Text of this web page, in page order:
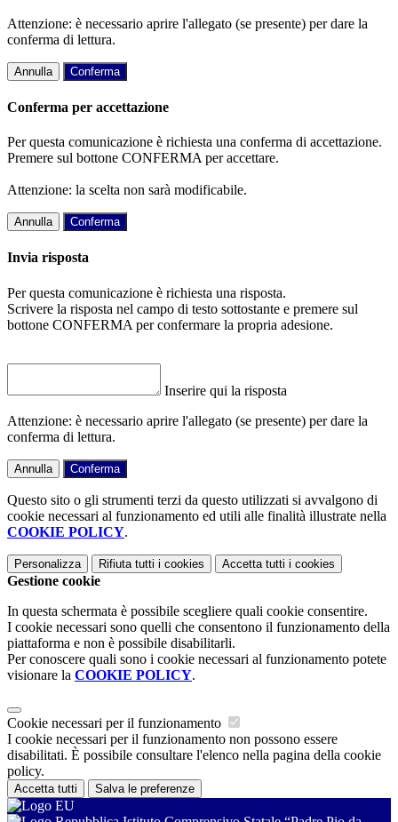
Attenzione: è necessario aprire l'allegato (se presente) per dare la
conferma di lettura.
Annulla Conferma
Conferma per accettazione
Per questa comunicazione è richiesta una conferma di accettazione.
Premere sul bottone CONFERMA per accettare.
Attenzione: la scelta non sarà modificabile.
Annulla Conferma
Invia risposta
Per questa comunicazione è richiesta una risposta.
Scrivere la risposta nel campo di testo sottostante e premere sul
bottone CONFERMA per confermare la propria adesione.
Inserire qui la risposta
Attenzione: è necessario aprire l'allegato (se presente) per dare la
conferma di lettura.
Annulla Conferma
Questo sito o gli strumenti terzi da questo utilizzati si avvalgono di
cookie necessari al funzionamento ed utili alle finalità illustrate nella
COOKIE POLICY.
Personalizza Rifiuta tutti i cookies Accetta tutti i cookies
Gestione cookie
In questa schermata è possibile scegliere quali cookie consentire.
I cookie necessari sono quelli che consentono il funzionamento della
piattaforma e non è possibile disabilitarli.
Per conoscere quali sono i cookie necessari al funzionamento potete
visionare la COOKIE POLICY.
Cookie necessari per il funzionamento
I cookie necessari per il funzionamento non possono essere
disabilitati. È possibile consultare l'elenco nella pagina della cookie
policy.
Accetta tutti Salva le preferenze